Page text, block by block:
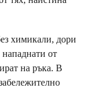
химикали, дори
от
на ръка. В